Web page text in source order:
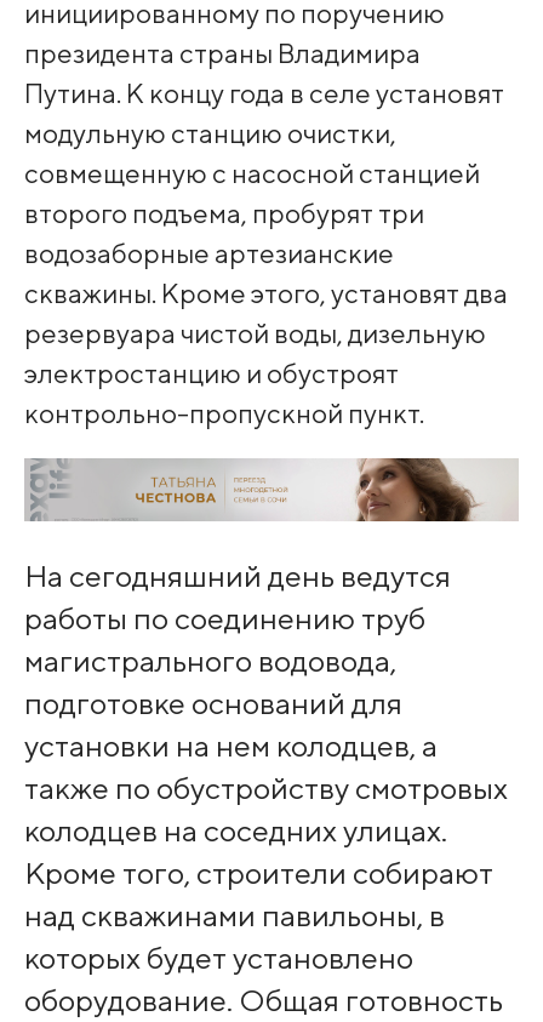
инициированному по поручению
президента страны Владимира
Путина. К концу года в селе установят
модульную станцию очистки,
совмещенную с насосной станцией
второго подъема, пробурят три
водозаборные артезианские
скважины. Кроме этого, установят два
резервуара чистой воды, дизельную
электростанцию и обустроят
контрольно-пропускной пункт.
На сегодняшний день ведутся
работы по соединению труб
магистрального водовода,
подготовке оснований для
установки на нем колодцев, а
также по обустройству смотровых
колодцев на соседних улицах.
Кроме того, строители собирают
над скважинами павильоны, в
которых будет установлено
оборудование. Общая готовность